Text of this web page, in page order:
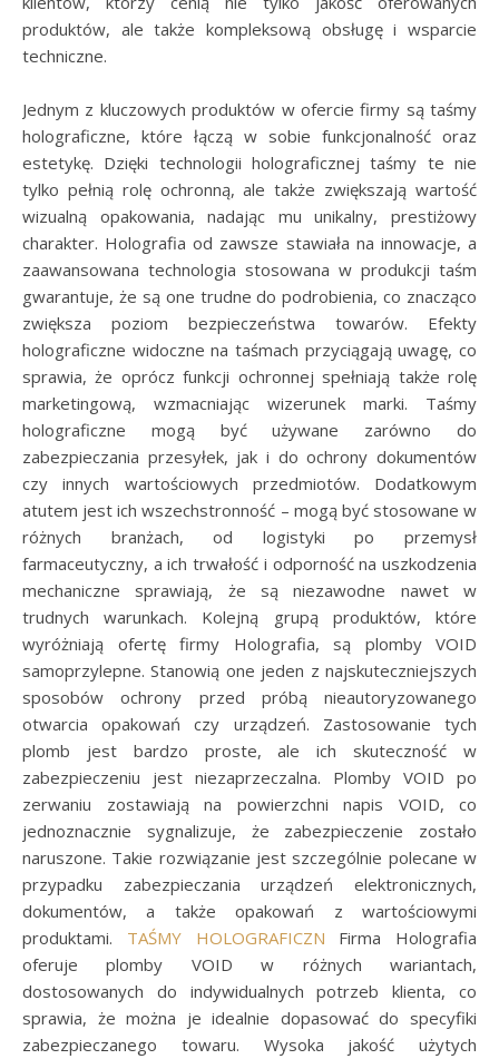
produktów, ale także kompleksową obsługę i wsparcie
techniczne.
Jednym z kluczowych produktów w ofercie firmy są taśmy
holograficzne, które łączą w sobie funkcjonalność oraz
estetykę. Dzięki technologii holograficznej taśmy te nie
tylko pełnią rolę ochronną, ale także zwiększają wartość
wizualną opakowania, nadając mu unikalny, prestiżowy
charakter. Holografia od zawsze stawiała na innowacje, a
zaawansowana technologia stosowana w produkcji taśm
gwarantuje, że są one trudne do podrobienia, co znacząco
zwiększa poziom bezpieczeństwa towarów. Efekty
holograficzne widoczne na taśmach przyciągają uwagę, co
sprawia, że oprócz funkcji ochronnej spełniają także rolę
marketingową, wzmacniając wizerunek marki. Taśmy
holograficzne mogą być używane zarówno do
zabezpieczania przesyłek, jak i do ochrony dokumentów
czy innych wartościowych przedmiotów. Dodatkowym
atutem jest ich wszechstronność – mogą być stosowane w
różnych branżach, od logistyki po przemysł
farmaceutyczny, a ich trwałość i odporność na uszkodzenia
mechaniczne sprawiają, że są niezawodne nawet w
trudnych warunkach. Kolejną grupą produktów, które
wyróżniają ofertę firmy Holografia, są plomby VOID
samoprzylepne. Stanowią one jeden z najskuteczniejszych
sposobów ochrony przed próbą nieautoryzowanego
otwarcia opakowań czy urządzeń. Zastosowanie tych
plomb jest bardzo proste, ale ich skuteczność w
zabezpieczeniu jest niezaprzeczalna. Plomby VOID po
zerwaniu zostawiają na powierzchni napis VOID, co
jednoznacznie sygnalizuje, że zabezpieczenie zostało
naruszone. Takie rozwiązanie jest szczególnie polecane w
przypadku zabezpieczania urządzeń elektronicznych,
dokumentów, a także opakowań z wartościowymi
produktami. TAŚMY HOLOGRAFICZN Firma Holografia
oferuje plomby VOID w różnych wariantach,
dostosowanych do indywidualnych potrzeb klienta, co
sprawia, że można je idealnie dopasować do specyfiki
zabezpieczanego towaru. Wysoka jakość użytych